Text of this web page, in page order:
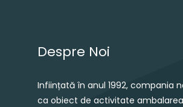
Despre Noi
Inființată în anul 1992, compania
ca obiect de activitate